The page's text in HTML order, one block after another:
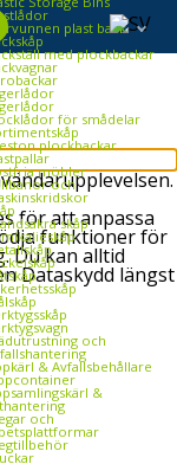
för att anpassa
funktioner för
Du kan alltid
Dataskydd längst
plast back
med plockbackar
för smådelar
plockbackar
möbler
och
skåp
och
& Avfallsbehållare
&
och